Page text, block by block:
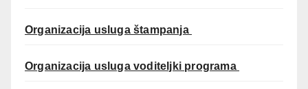
Organizacija usluga štampanja
Organizacija usluga voditeljki programa